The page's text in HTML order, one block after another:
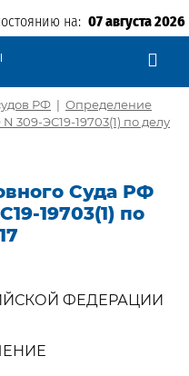
на: 07 августа 2026
РФ | Определение
309-ЭС19-19703(1) по делу
Суда РФ
19703(1) по
ФЕДЕРАЦИИ